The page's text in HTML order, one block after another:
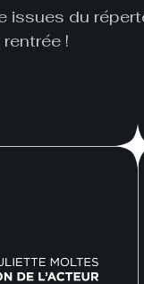
issues du
!